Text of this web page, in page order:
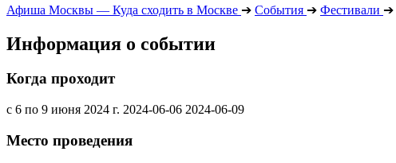
Афиша Москвы — Куда сходить в Москве ➔ События ➔ Фестивали ➔
Информация о событии
Когда проходит
с 6 по 9 июня 2024 г. 2024-06-06 2024-06-09
Место проведения